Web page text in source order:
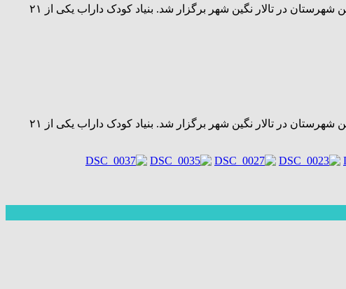
ضیافت افطاری خانواده های تحت حمایت بنیاد کودک (حمایت از دانش آموزان مستعد نیازمند) شعبه داراب با جضور جمعی از مسئولین شهرستان در تالار نگین شهر برگزار شد. بنیاد کودک داراب یکی از ۲۱
ضیافت افطاری خانواده های تحت حمایت بنیاد کودک (حمایت از دانش آموزان مستعد نیازمند) شعبه داراب با جضور جمعی از مسئولین شهرستان در تالار نگین شهر برگزار شد. بنیاد کودک داراب یکی از ۲۱